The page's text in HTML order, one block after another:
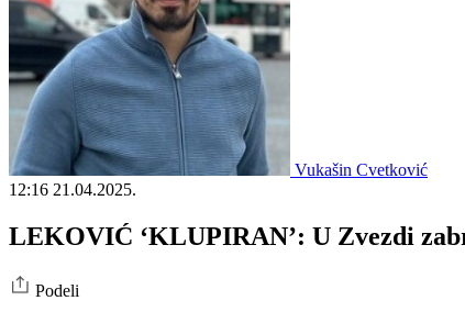
Vukašin Cvetković
12:16 21.04.2025.
LEKOVIĆ ‘KLUPIRAN’: U Zvezdi
Podeli